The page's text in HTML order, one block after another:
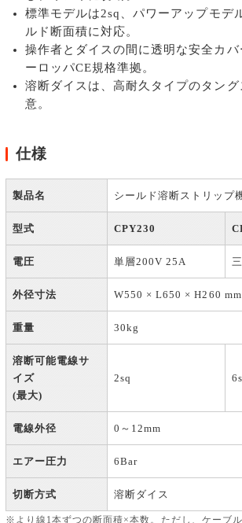
標準モデルは2sq、パワーアップモデ
ルド断面積に対応。
操作者とダイスの間に透明な安全カバ
ーロッパCE規格準拠。
溶断ダイスは、高耐久タイプのタング
意。
仕様
製品名 シールド溶断ストリップ
型式 CPY230
電圧 単層200V 25A
外径寸法 W550 × L650 × H260 mm
重量 30kg
溶断可能電線サ
イズ
(最大)
2sq
電線外径 0～12mm
エアー圧力 6Bar
切断方式 溶断ダイス
※より線1本ずつの断面積×本数。ただし、ケーブ